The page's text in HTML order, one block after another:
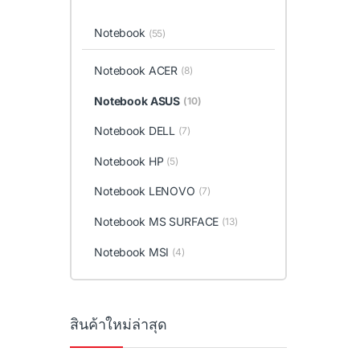
Notebook (55)
Notebook ACER (8)
Notebook ASUS (10)
Notebook DELL (7)
Notebook HP (5)
Notebook LENOVO (7)
Notebook MS SURFACE (13)
Notebook MSI (4)
สินค้าใหม่ล่าสุด